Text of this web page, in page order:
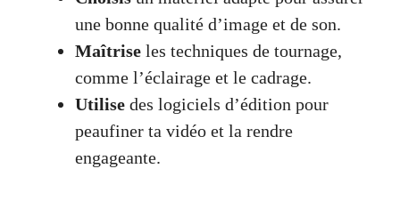
une bonne qualité d’image et de son.
Maîtrise les techniques de tournage,
comme l’éclairage et le cadrage.
Utilise des logiciels d’édition pour
peaufiner ta vidéo et la rendre
engageante.